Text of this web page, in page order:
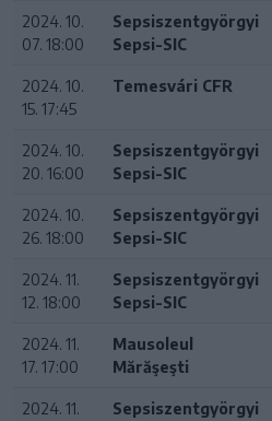
2024. 10.
07. 18:00
Sepsiszentgyörgyi
Sepsi-SIC
2024. 10.
15. 17:45
Temesvári CFR
2024. 10.
20. 16:00
Sepsiszentgyörgyi
Sepsi-SIC
2024. 10.
26. 18:00
Sepsiszentgyörgyi
Sepsi-SIC
2024. 11.
12. 18:00
Sepsiszentgyörgyi
Sepsi-SIC
2024. 11.
17. 17:00
Mausoleul
Mărăşeşti
2024. 11.
Sepsiszentgyörgyi